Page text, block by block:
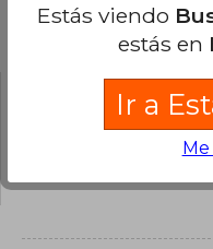
Preguntas y
¿Tienes una
para poder
Estás viendo
estás en
Ir a